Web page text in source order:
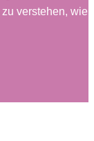
verstehen, wie